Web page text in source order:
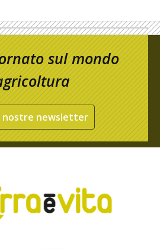
sul mondo
nostre newsletter